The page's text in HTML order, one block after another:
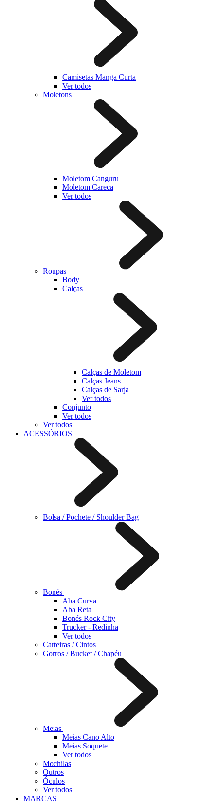
Camisetas Manga Curta
Ver todos
Moletons
Moletom Canguru
Moletom Careca
Ver todos
Roupas
Body
Calças
Calças de Moletom
Calças Jeans
Calças de Sarja
Ver todos
Conjunto
Ver todos
Ver todos
ACESSÓRIOS
Bolsa / Pochete / Shoulder Bag
Bonés
Aba Curva
Aba Reta
Bonés Rock City
Trucker - Redinha
Ver todos
Carteiras / Cintos
Gorros / Bucket / Chapéu
Meias
Meias Cano Alto
Meias Soquete
Ver todos
Mochilas
Outros
Óculos
Ver todos
MARCAS